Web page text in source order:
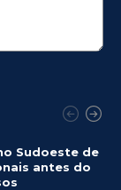
Sudoeste de
antes do